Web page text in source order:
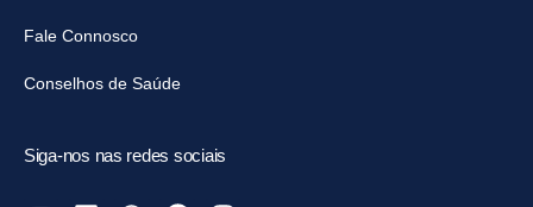
Fale Connosco
Conselhos de Saúde
Siga-nos nas redes sociais